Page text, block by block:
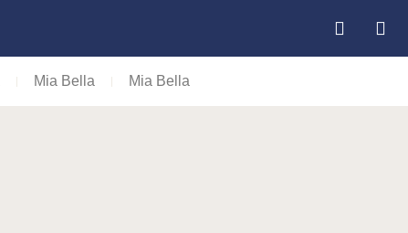
Mia Bella Mia Bella